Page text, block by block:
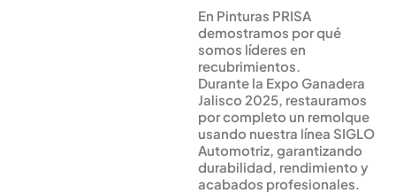
En Pinturas PRISA
demostramos por qué
somos líderes en
recubrimientos.
Durante la Expo Ganadera
Jalisco 2025, restauramos
por completo un remolque
usando nuestra línea SIGLO
Automotriz, garantizando
durabilidad, rendimiento y
acabados profesionales.